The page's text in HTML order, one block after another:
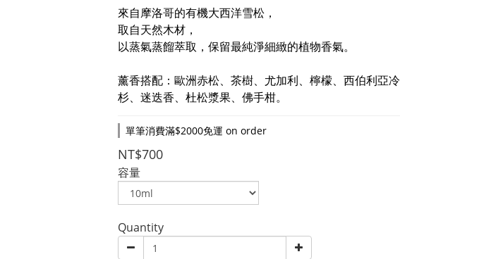
來自摩洛哥的有機大西洋雪松，
取自天然木材，
以蒸氣蒸餾萃取，保留最純淨細緻的植物香氣。
薰香搭配：歐洲赤松、茶樹、尤加利、檸檬、西伯利亞冷
杉、迷迭香、杜松漿果、佛手柑。
單筆消費滿$2000免運 on order
NT$700
容量
Quantity